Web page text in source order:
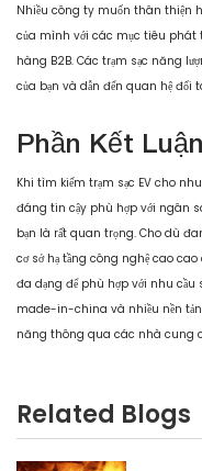
Nhiều công ty muốn thân thiện
của mình với các mục tiêu phát
hàng B2B. Các trạm sạc năng
của bạn và dẫn đến quan hệ đối
Phần Kết Luận
Khi tìm kiếm trạm sạc EV cho
đáng tin cậy phù hợp với ngân
bạn là rất quan trọng. Cho dù
cơ sở hạ tầng công nghệ cao
đa dạng để phù hợp với nhu cầu
made-in-china và nhiều nền
năng thông qua các nhà cung
Related Blogs